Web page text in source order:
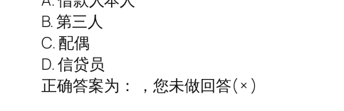
B. 第三人
C. 配偶
D. 信贷员
正确答案为： ，您未做回答( × )